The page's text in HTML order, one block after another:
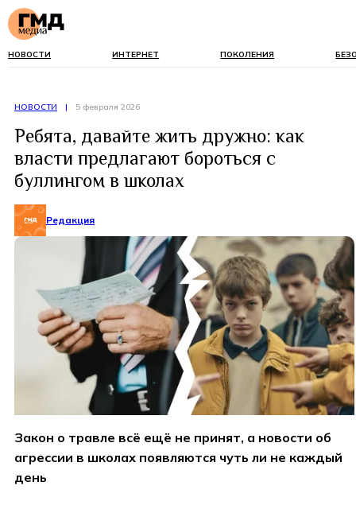
НОВОСТИ ИНТЕРНЕТ ПОКОЛЕНИЯ
НОВОСТИ | 5 февраля 2026
Ребята, давайте жить дружно: как
власти предлагают бороться с
буллингом в школах
Редакция
Закон о травле всё ещё не принят, а новости об
агрессии в школах появляются чуть ли не каждый
день